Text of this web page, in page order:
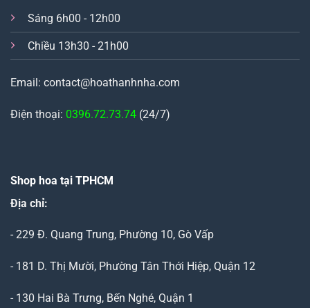
Sáng 6h00 - 12h00
Chiều 13h30 - 21h00
Email: contact@hoathanhnha.com
Điện thoại: 0396.72.73.74 (24/7)
Shop hoa tại TPHCM
Địa chỉ:
- 229 Đ. Quang Trung, Phường 10, Gò Vấp
- 181 D. Thị Mười, Phường Tân Thới Hiệp, Quận 12
- 130 Hai Bà Trưng, Bến Nghé, Quận 1